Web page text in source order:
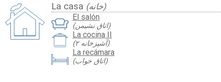
La casa (خانه)
El salón
(اتاق نشیمن)
La cocina II
(آشپزخانه ۲)
La recámara
(اتاق خواب)